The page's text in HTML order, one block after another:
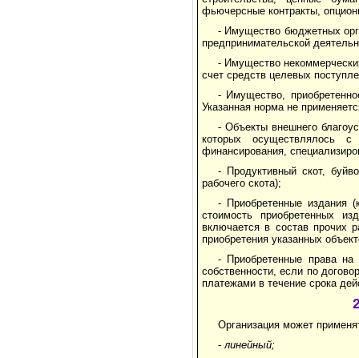
фьючерсные контракты,
- Имущество бюджетных
предпринимательской
- Имущество
счет средств целевых
- Имущество,
Указанная норма не
- Объекты внешнего
которых осуществлялось с
финансирования,
- Продуктивный скот,
рабочего скота);
- Приобретенные издания
стоимость приобретенных
включается в состав прочих
приобретения указанных
- Приобретенные права на
собственности, если по
платежами в течение срока
Организация может
-линейный;